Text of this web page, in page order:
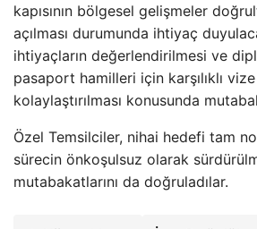
kapısının bölgesel gelişmeler
açılması durumunda ihtiyaç
ihtiyaçların değerlendirilmesi ve
pasaport hamilleri için karşılıklı
kolaylaştırılması konusunda
Özel Temsilciler, nihai hedefi tam
sürecin önkoşulsuz olarak
mutabakatlarını da doğruladılar.